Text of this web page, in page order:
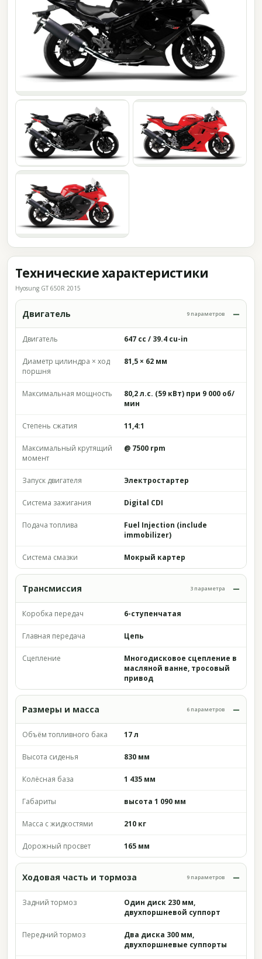
Технические характеристики
Hyosung GT 650R 2015
Двигатель 9 параметров
Двигатель 647 cc / 39.4 cu-in
Диаметр цилиндра × ход
поршня
81,5 × 62 мм
Максимальная мощность
80,2 л.с. (59 кВт) при 9 000 об/
мин
Степень сжатия 11,4:1
Максимальный крутящий
момент
@ 7500 rpm
Запуск двигателя Электростартер
Система зажигания Digital CDI
Подача топлива
Fuel Injection (include
immobilizer)
Система смазки Мокрый картер
Трансмиссия 3 параметра
Коробка передач 6-ступенчатая
Главная передача Цепь
Сцепление
Многодисковое сцепление в
масляной ванне, тросовый
привод
Размеры и масса 6 параметров
Объём топливного бака 17 л
Высота сиденья 830 мм
Колёсная база 1 435 мм
Габариты высота 1 090 мм
Масса с жидкостями 210 кг
Дорожный просвет 165 мм
Ходовая часть и тормоза 9 параметров
Задний тормоз
Один диск 230 мм,
двухпоршневой суппорт
Передний тормоз
Два диска 300 мм,
двухпоршневые суппорты